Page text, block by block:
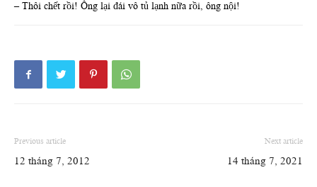
– Thôi chết rồi! Ông lại đái vô tủ lạnh nữa rồi, ông nội!
Previous article
12 tháng 7, 2012
Next article
14 tháng 7, 2021